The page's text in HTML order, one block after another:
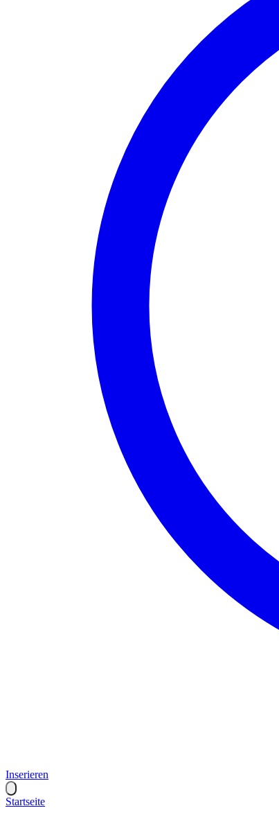
Inserieren
Startseite